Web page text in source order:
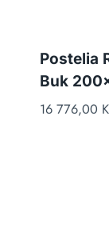
Postelia
Buk
16 776,00